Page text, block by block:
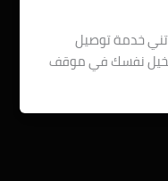
خدمة توصيل
تخيل نفسك في موقف